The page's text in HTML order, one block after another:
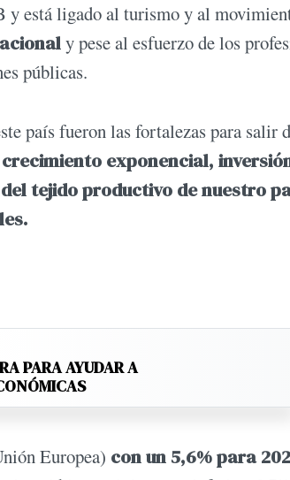
y está ligado al turismo y al
y pese al esfuerzo de los
públicas.
país fueron las fortalezas para salir
exponencial,
tejido productivo de nuestro
PARA AYUDAR A
Europea) con un 5,6% para